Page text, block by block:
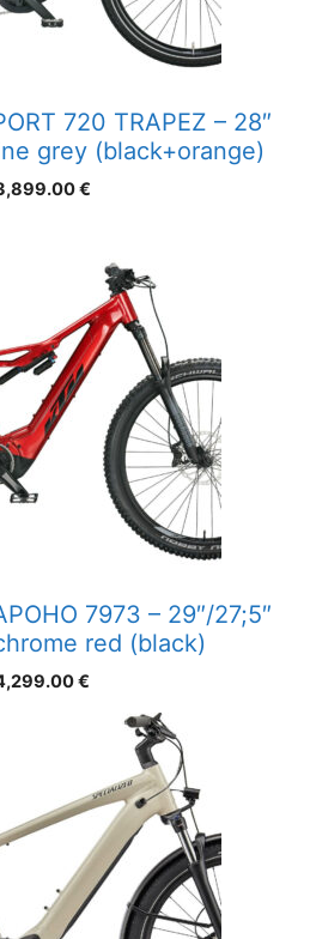
720 TRAPEZ – 28″
grey (black+orange)
€
7973 – 29″/27;5″
red (black)
€